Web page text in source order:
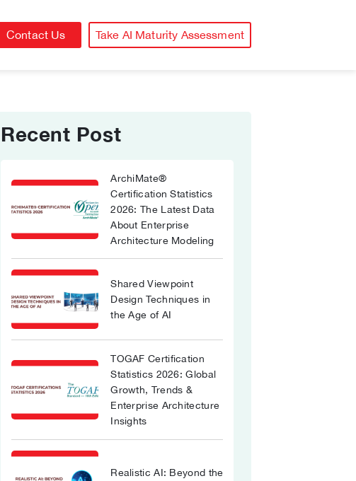
Contact Us Take AI Maturity Assessment
Recent Post
ArchiMate®
Certification Statistics
2026: The Latest Data
About Enterprise
Architecture Modeling
Shared Viewpoint
Design Techniques in
the Age of AI
TOGAF Certification
Statistics 2026: Global
Growth, Trends &
Enterprise Architecture
Insights
Realistic AI: Beyond the